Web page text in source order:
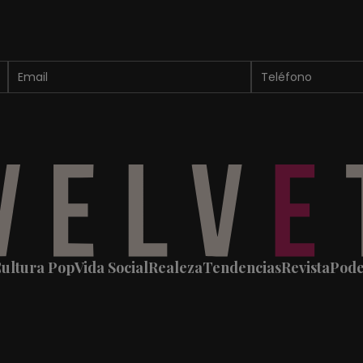
PopVida SocialRealezaTendenciasRevista